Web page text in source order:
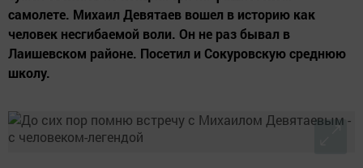
самолете. Михаил Девятаев вошел в историю как
человек несгибаемой воли. Он не раз бывал в
Лаишевском районе. Посетил и Сокуровскую среднюю
школу.